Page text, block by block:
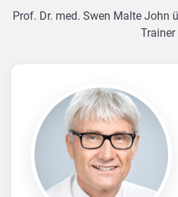
Prof. Dr. med. Swen Malte John
Trainer